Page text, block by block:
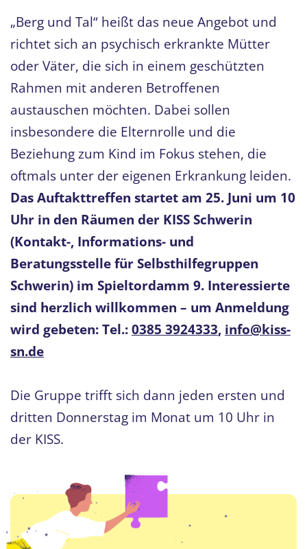
„Berg und Tal“ heißt das neue Angebot und
richtet sich an psychisch erkrankte Mütter
oder Väter, die sich in einem geschützten
Rahmen mit anderen Betroffenen
austauschen möchten. Dabei sollen
insbesondere die Elternrolle und die
Beziehung zum Kind im Fokus stehen, die
oftmals unter der eigenen Erkrankung leiden.
Das Auftakttreffen startet am 25. Juni um 10
Uhr in den Räumen der KISS Schwerin
(Kontakt-, Informations- und
Beratungsstelle für Selbsthilfegruppen
Schwerin) im Spieltordamm 9. Interessierte
sind herzlich willkommen – um Anmeldung
wird gebeten: Tel.:0385 3924333, info@kiss-
sn.de
Die Gruppe trifft sich dann jeden ersten und
dritten Donnerstag im Monat um 10 Uhr in
der KISS.